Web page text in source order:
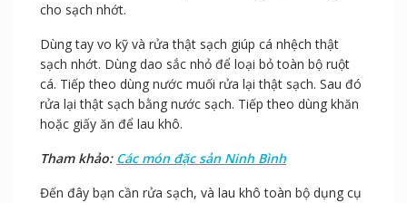
cho sạch nhớt.
Dùng tay vo kỹ và rửa thật sạch giúp cá nhệch thật
sạch nhớt. Dùng dao sắc nhỏ để loại bỏ toàn bộ ruột
cá. Tiếp theo dùng nước muối rửa lại thật sạch. Sau đó
rửa lại thật sạch bằng nước sạch. Tiếp theo dùng khăn
hoặc giấy ăn để lau khô.
Tham khảo: Các món đặc sản Ninh Bình
Đến đây bạn cần rửa sạch, và lau khô toàn bộ dụng cụ